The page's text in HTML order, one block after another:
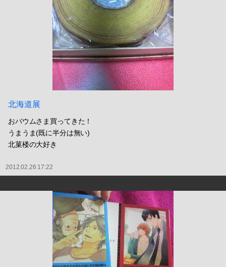
北海道展
おバウムさま買ってきた！
うまうま(既に半分は無い)
北菓楼の大好き
2012.02.26 17:22